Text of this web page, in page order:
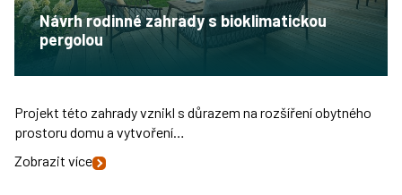
Návrh rodinné zahrady s bioklimatickou
pergolou
Projekt této zahrady vznikl s důrazem na rozšíření obytného
prostoru domu a vytvoření…
Zobrazit více